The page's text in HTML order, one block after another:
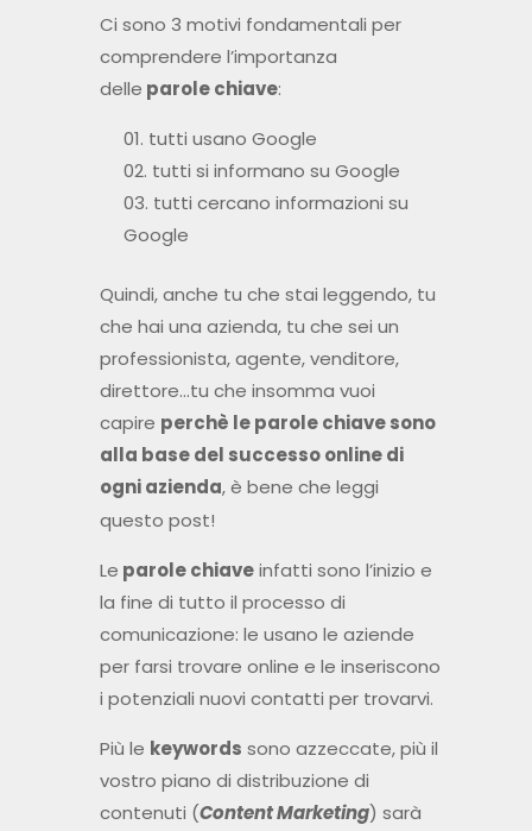
Ci sono 3 motivi fondamentali per
comprendere l’importanza
delle parole chiave:
tutti usano Google
tutti si informano su Google
tutti cercano informazioni su
Google
Quindi, anche tu che stai leggendo, tu
che hai una azienda, tu che sei un
professionista, agente, venditore,
direttore…tu che insomma vuoi
capire perchè le parole chiave sono
alla base del successo online di
ogni azienda, è bene che leggi
questo post!
Le parole chiaveinfatti sono l’inizio e
la fine di tutto il processo di
comunicazione: le usano le aziende
per farsi trovare online e le inseriscono
i potenziali nuovi contatti per trovarvi.
Più le keywords sono azzeccate, più il
vostro piano di distribuzione di
contenuti (Content Marketing) sarà